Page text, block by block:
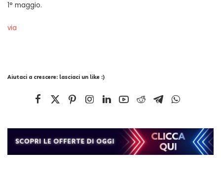
1° maggio.
via
Aiutaci a crescere: lasciaci un like :)